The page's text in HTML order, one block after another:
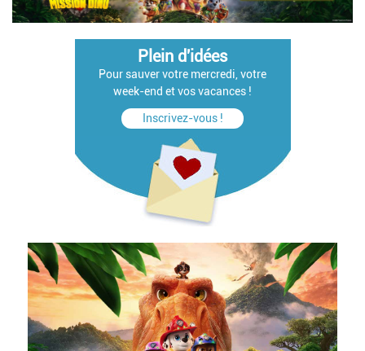
Plein d'idées
Pour sauver votre mercredi, votre
week-end et vos vacances !
Inscrivez-vous !